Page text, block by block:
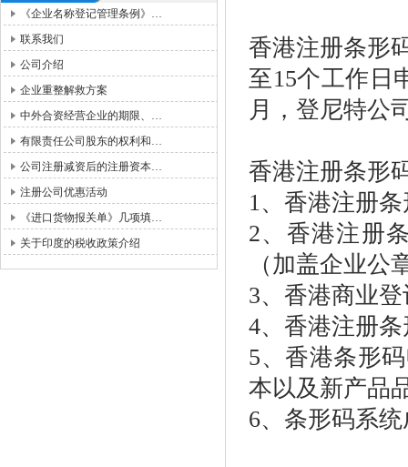
《企业名称登记管理条例》…
联系我们
公司介绍
企业重整解救方案
中外合资经营企业的期限、…
有限责任公司股东的权利和…
公司注册减资后的注册资本…
注册公司优惠活动
《进口货物报关单》几项填…
关于印度的税收政策介绍
香港注册条形
至15个工作日
月，登尼特公
香港注册条形
1、香港注册
2、香港注册
（加盖企业公
3、香港商业
4、香港注册
5、香港条形
本以及新产品
6、 条形码系